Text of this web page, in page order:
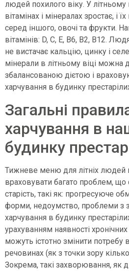
людей похилого віку. У літньому
вітамінах і мінералах зростає, і
серед іншого, овочі та фрукти.
вітамінів: D, C, E, B6, B2, B12.
не вистачає кальцію, цинку і
мінерали в літньому віці можна
збалансованою дієтою і
харчування в будинку
Загальні
харчування в
будинку
Тижневе меню для літніх людей
враховувати багато проблем,
старість, такі як: прогресуюче
форми, недоумство, проблеми з
харчування в будинку
урахуванням наявності
можуть істотно змінити
речовинах (як з точки зору
Зокрема, такі захворювання, як